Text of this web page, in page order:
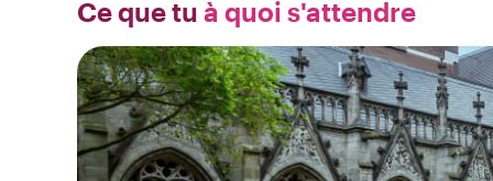
Ce que tu à quoi s'attendre